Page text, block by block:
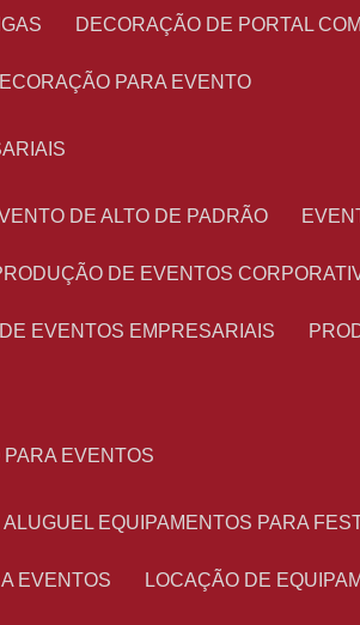
DECORAÇÃO DE PORTAL
DECORAÇÃO PARA EVENTO
DE ALTO DE PADRÃO
PRODUÇÃO DE EVENTOS
DE EVENTOS EMPRESARIAIS
PARA EVENTOS
ALUGUEL EQUIPAMENTOS PARA
EVENTOS LOCAÇÃO DE